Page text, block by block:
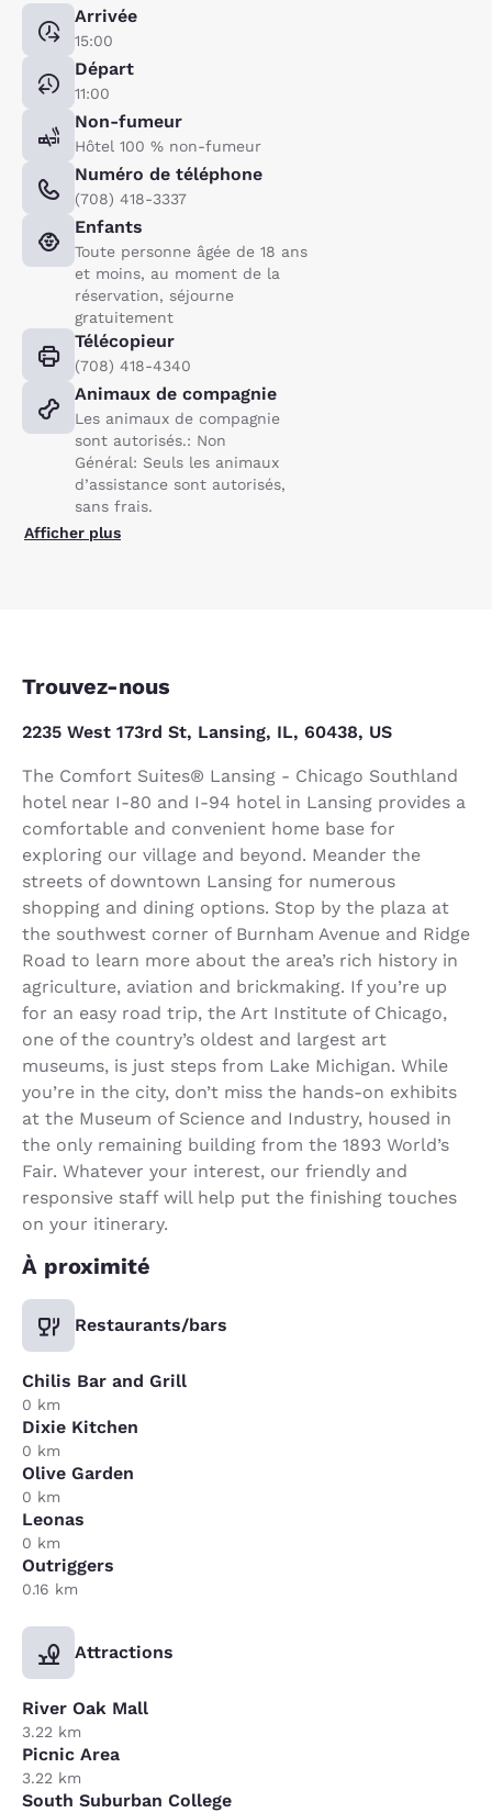
Arrivée
15:00
Départ
11:00
Non-fumeur
Hôtel 100 % non-fumeur
Numéro de téléphone
(708) 418-3337
Enfants
Toute personne âgée de 18 ans
et moins, au moment de la
réservation, séjourne
gratuitement
Télécopieur
(708) 418-4340
Animaux de compagnie
Les animaux de compagnie
sont autorisés.: Non
Général: Seuls les animaux
d’assistance sont autorisés,
sans frais.
Afficher plus
Trouvez-nous
2235 West 173rd St, Lansing, IL, 60438, US
The Comfort Suites® Lansing - Chicago Southland
hotel near I-80 and I-94 hotel in Lansing provides a
comfortable and convenient home base for
exploring our village and beyond. Meander the
streets of downtown Lansing for numerous
shopping and dining options. Stop by the plaza at
the southwest corner of Burnham Avenue and Ridge
Road to learn more about the area’s rich history in
agriculture, aviation and brickmaking. If you’re up
for an easy road trip, the Art Institute of Chicago,
one of the country’s oldest and largest art
museums, is just steps from Lake Michigan. While
you’re in the city, don’t miss the hands-on exhibits
at the Museum of Science and Industry, housed in
the only remaining building from the 1893 World’s
Fair. Whatever your interest, our friendly and
responsive staff will help put the finishing touches
on your itinerary.
À proximité
Restaurants/bars
Chilis Bar and Grill
0 km
Dixie Kitchen
0 km
Olive Garden
0 km
Leonas
0 km
Outriggers
0.16 km
Attractions
River Oak Mall
3.22 km
Picnic Area
3.22 km
South Suburban College